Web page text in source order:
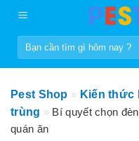
content
Tìm
kiếm:
Pest Shop » Kiến thức
trùng » Bí quyết chọn
quán ăn